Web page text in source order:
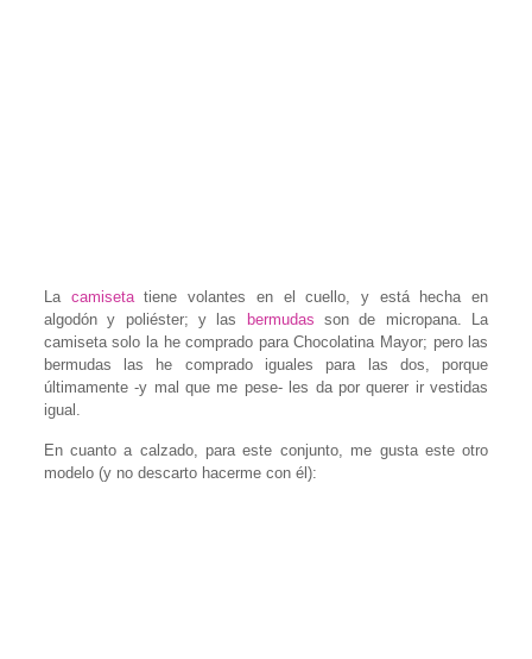
La camisetatiene volantes en el cuello, y está hecha en
algodón y poliéster; y las bermudas son de micropana. La
camiseta solo la he comprado para Chocolatina Mayor; pero las
bermudas las he comprado iguales para las dos, porque
últimamente -y mal que me pese- les da por querer ir vestidas
igual.
En cuanto a calzado, para este conjunto, me gusta este otro
modelo (y no descarto hacerme con él):